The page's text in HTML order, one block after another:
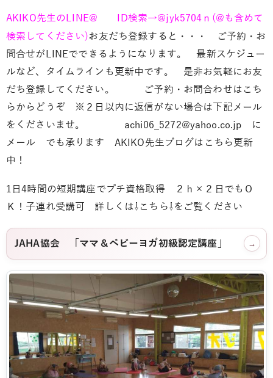
AKIKO先生のLINE@ ID検索→@jyk5704ｎ(@も含めて
検索してください)お友だち登録すると・・・ ご予約・お
問合せがLINEでできるようになります。 最新スケジュー
ルなど、タイムラインも更新中です。 是非お気軽にお友
だち登録してください。 ご予約・お問合わせはこち
らからどうぞ ※２日以内に返信がない場合は下記メール
をくださいませ。 achi06_5272@yahoo.co.jp に
メール でも承ります AKIKO先生ブログはこちら更新
中！
1日4時間の短期講座でプチ資格取得 ２ｈ×２日でもＯ
Ｋ！子連れ受講可 詳しくは⇩こちら⇩をご覧ください
JAHA協会 「ママ＆ベビーヨガ初級認定講座」 →